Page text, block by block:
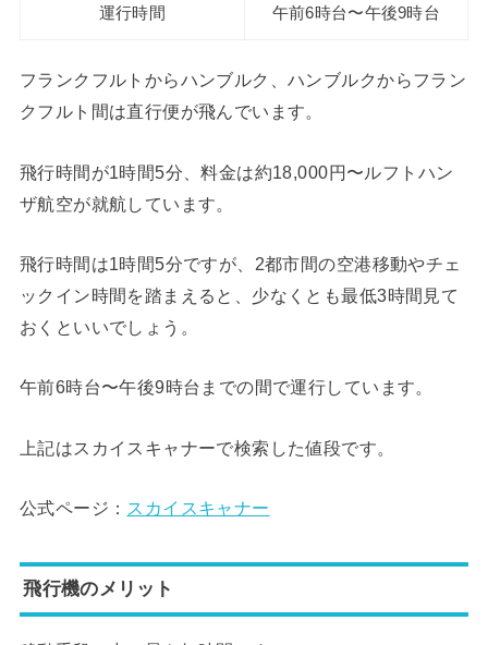
運行時間 午前6時台〜午後9時台
フランクフルトからハンブルク、ハンブルクからフラン
クフルト間は直行便が飛んでいます。
飛行時間が1時間5分、料金は約18,000円〜ルフトハン
ザ航空が就航しています。
飛行時間は1時間5分ですが、2都市間の空港移動やチェ
ックイン時間を踏まえると、少なくとも最低3時間見て
おくといいでしょう。
午前6時台〜午後9時台までの間で運行しています。
上記はスカイスキャナーで検索した値段です。
公式ページ： スカイスキャナー
飛行機のメリット